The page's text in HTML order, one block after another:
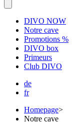
DIVO NOW
Notre cave
Promotions %
DIVO box
Primeurs
Club DIVO
de
fr
Homepage>
Notre cave